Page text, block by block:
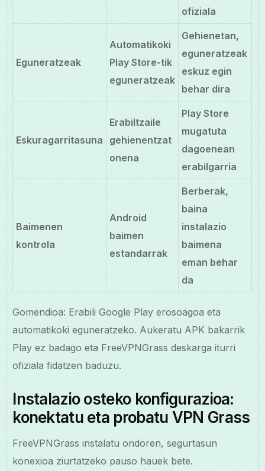
ofiziala
Eguneratzeak
Automatikoki
Play Store-tik
eguneratzeak
Gehienetan,
eguneratzeak
eskuz egin
behar dira
Eskuragarritasuna
Erabiltzaile
gehienentzat
onena
Play Store
mugatuta
dagoenean
erabilgarria
Baimenen
kontrola
Android
baimen
estandarrak
Berberak,
baina
instalazio
baimena
eman behar
da
Gomendioa: Erabili Google Play erosoagoa eta
automatikoki eguneratzeko. Aukeratu APK bakarrik
Play ez badago eta FreeVPNGrass deskarga iturri
ofiziala fidatzen baduzu.
Instalazio osteko konfigurazioa:
konektatu eta probatu VPN Grass
FreeVPNGrass instalatu ondoren, segurtasun
konexioa ziurtatzeko pauso hauek bete.